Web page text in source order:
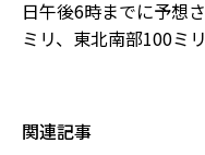
日午後6時までに予想
ミリ、東北南部100ミ
関連記事